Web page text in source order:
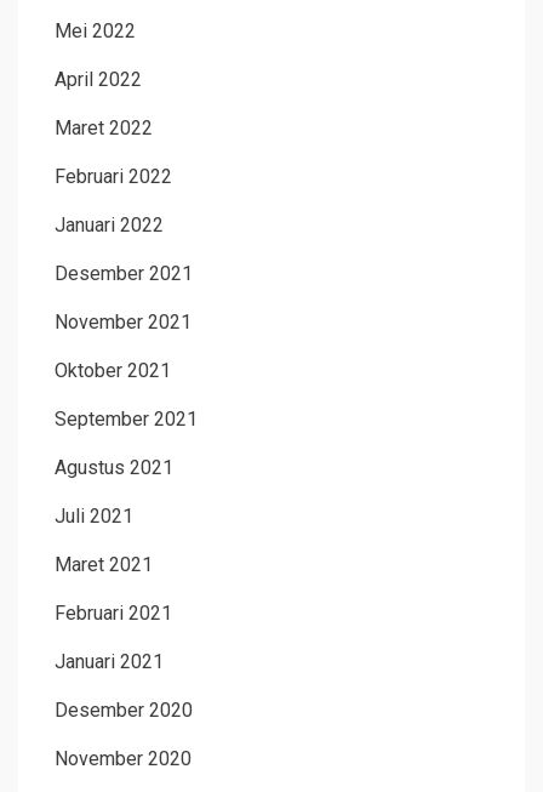
Mei 2022
April 2022
Maret 2022
Februari 2022
Januari 2022
Desember 2021
November 2021
Oktober 2021
September 2021
Agustus 2021
Juli 2021
Maret 2021
Februari 2021
Januari 2021
Desember 2020
November 2020